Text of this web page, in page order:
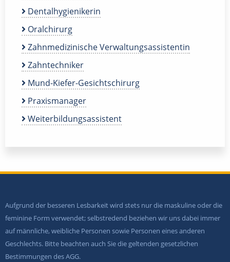
Dentalhygienikerin
Oralchirurg
Zahnmedizinische Verwaltungsassistentin
Zahntechniker
Mund-Kiefer-Gesichtschirurg
Praxismanager
Weiterbildungsassistent
Aufgrund der besseren Lesbarkeit wird stets nur die maskuline oder die
feminine Form verwendet; selbstredend beziehen wir uns dabei immer
auf männliche, weibliche Personen sowie Personen eines anderen
Geschlechts. Bitte beachten auch Sie die geltenden gesetzlichen
Bestimmungen des AGG.